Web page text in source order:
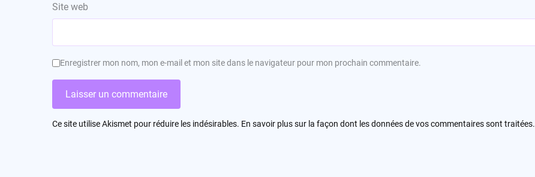
Site web
Enregistrer mon nom, mon e-mail et mon site dans le navigateur pour mon prochain commentaire.
Ce site utilise Akismet pour réduire les indésirables. En savoir plus sur la façon dont les données de vos commentaires sont traitées.